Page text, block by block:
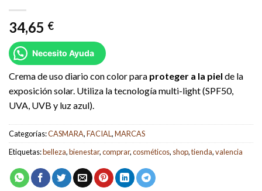
34,65 €
Necesito Ayuda
Crema de uso diario con color para proteger a la piel de la
exposición solar. Utiliza la tecnología multi-light (SPF50,
UVA, UVB y luz azul).
Categorías:CASMARA,FACIAL,MARCAS
Etiquetas:belleza,bienestar,comprar,cosméticos, shop,tienda,valencia